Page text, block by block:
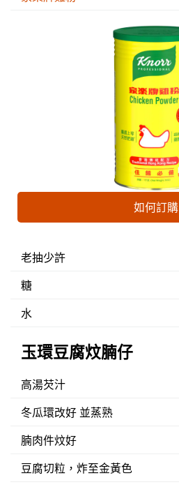
如何訂購
老抽少許
糖
水
玉環豆腐炆腩仔
高湯芡汁
冬瓜環改好 並蒸熟
腩肉件炆好
豆腐切粒，炸至金黃色